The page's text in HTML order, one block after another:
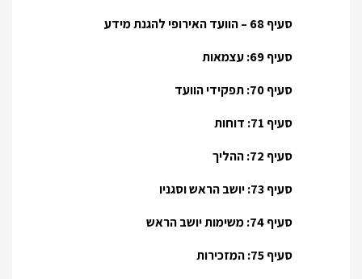
סעיף 68 – הוועד האירופי להגנת מידע
סעיף 69: עצמאות
סעיף 70: תפקידי הוועד
סעיף 71: דוחות
סעיף 72: ההליך
סעיף 73: יושב הראש וסגניו
סעיף 74: משימות יושב הראש
סעיף 75: המזכירות